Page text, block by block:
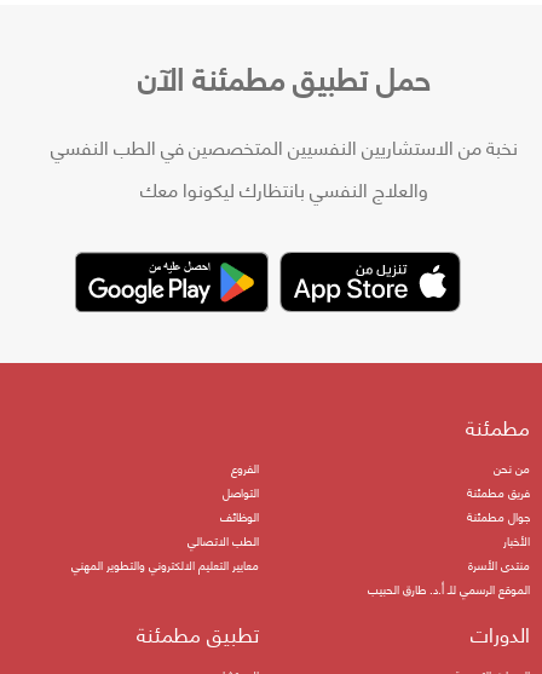
حمل تطبيق مطمئنة الآن
نخبة من الاستشاريين النفسيين المتخصصين في الطب النفسي
والعلاج النفسي بانتظارك ليكونوا معك
مطمئنة
من نحن
فريق مطمئنة
جوال مطمئنة
الأخبار
منتدى الأسرة
الموقع الرسمي للـ أ.د. طارق الحبيب
الفروع
التواصل
الوظائف
الطب الاتصالي
معايير التعليم الالكتروني والتطوير المهني
الدورات تطبيق مطمئنة